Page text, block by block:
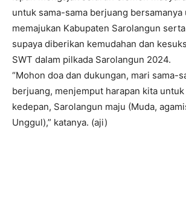
untuk sama-sama berjuang bersamanya
memajukan Kabupaten Sarolangun
supaya diberikan kemudahan dan
SWT dalam pilkada Sarolangun 2024.
“Mohon doa dan dukungan, mari sama-
berjuang, menjemput harapan kita
kedepan, Sarolangun maju (Muda,
Unggul),” katanya. (aji)